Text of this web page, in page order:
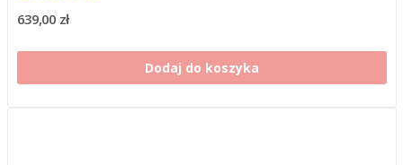
639,00 zł
Dodaj do koszyka